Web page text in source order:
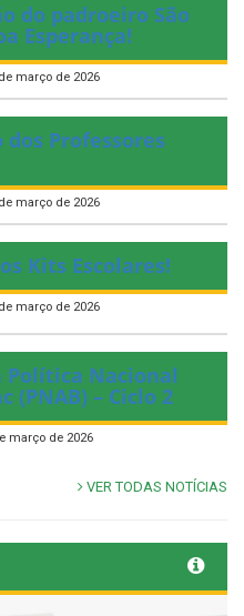
do padroeiro São
Esperança!
março de 2026
dos Professores
março de 2026
Kits Escolares!
março de 2026
Política Nacional
(PNAB) – Ciclo 2
março de 2026
VER TODAS NOTÍCIAS